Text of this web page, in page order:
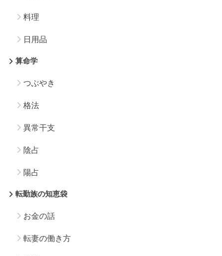
料理
日用品
算命学
つぶやき
格法
異常干支
陰占
陽占
転勤族の知恵袋
お金の話
転妻の働き方